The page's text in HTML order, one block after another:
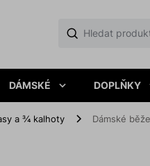
DÁMSKÉ DOPLŇKY
a ¾ kalhoty Dámské